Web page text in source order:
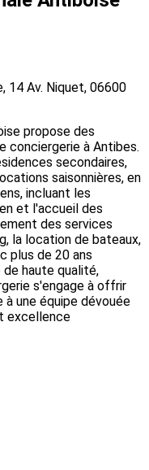
14 Av. Niquet, 06600
propose des
conciergerie à Antibes.
secondaires,
saisonnières, en
incluant les
et l'accueil des
des services
la location de bateaux,
plus de 20 ans
haute qualité,
s'engage à offrir
une équipe dévouée
excellence